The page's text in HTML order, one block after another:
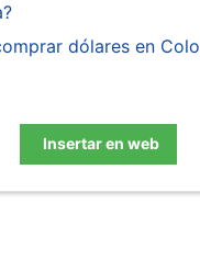
dólares en
Insertar en web